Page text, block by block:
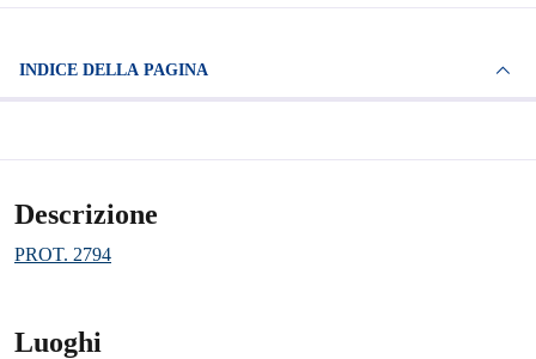
INDICE DELLA PAGINA
Descrizione
PROT. 2794
Luoghi